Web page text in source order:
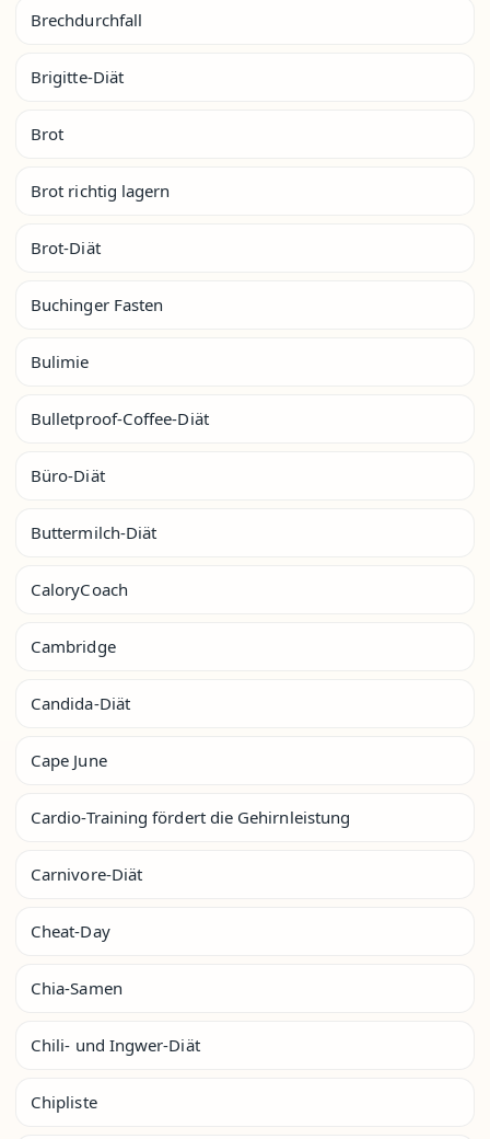
Brechdurchfall
Brigitte-Diät
Brot
Brot richtig lagern
Brot-Diät
Buchinger Fasten
Bulimie
Bulletproof-Coffee-Diät
Büro-Diät
Buttermilch-Diät
CaloryCoach
Cambridge
Candida-Diät
Cape June
Cardio-Training fördert die Gehirnleistung
Carnivore-Diät
Cheat-Day
Chia-Samen
Chili- und Ingwer-Diät
Chipliste